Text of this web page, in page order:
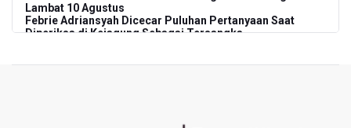
Lambat 10 Agustus
Febrie Adriansyah Dicecar Puluhan Pertanyaan Saat
Diperiksa di Kejagung Sebagai Tersangka